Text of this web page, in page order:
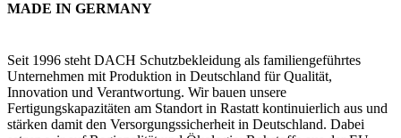
MADE IN GERMANY
Seit 1996 steht DACH Schutzbekleidung als familiengeführtes
Unternehmen mit Produktion in Deutschland für Qualität,
Innovation und Verantwortung. Wir bauen unsere
Fertigungskapazitäten am Standort in Rastatt kontinuierlich aus und
stärken damit den Versorgungssicherheit in Deutschland. Dabei